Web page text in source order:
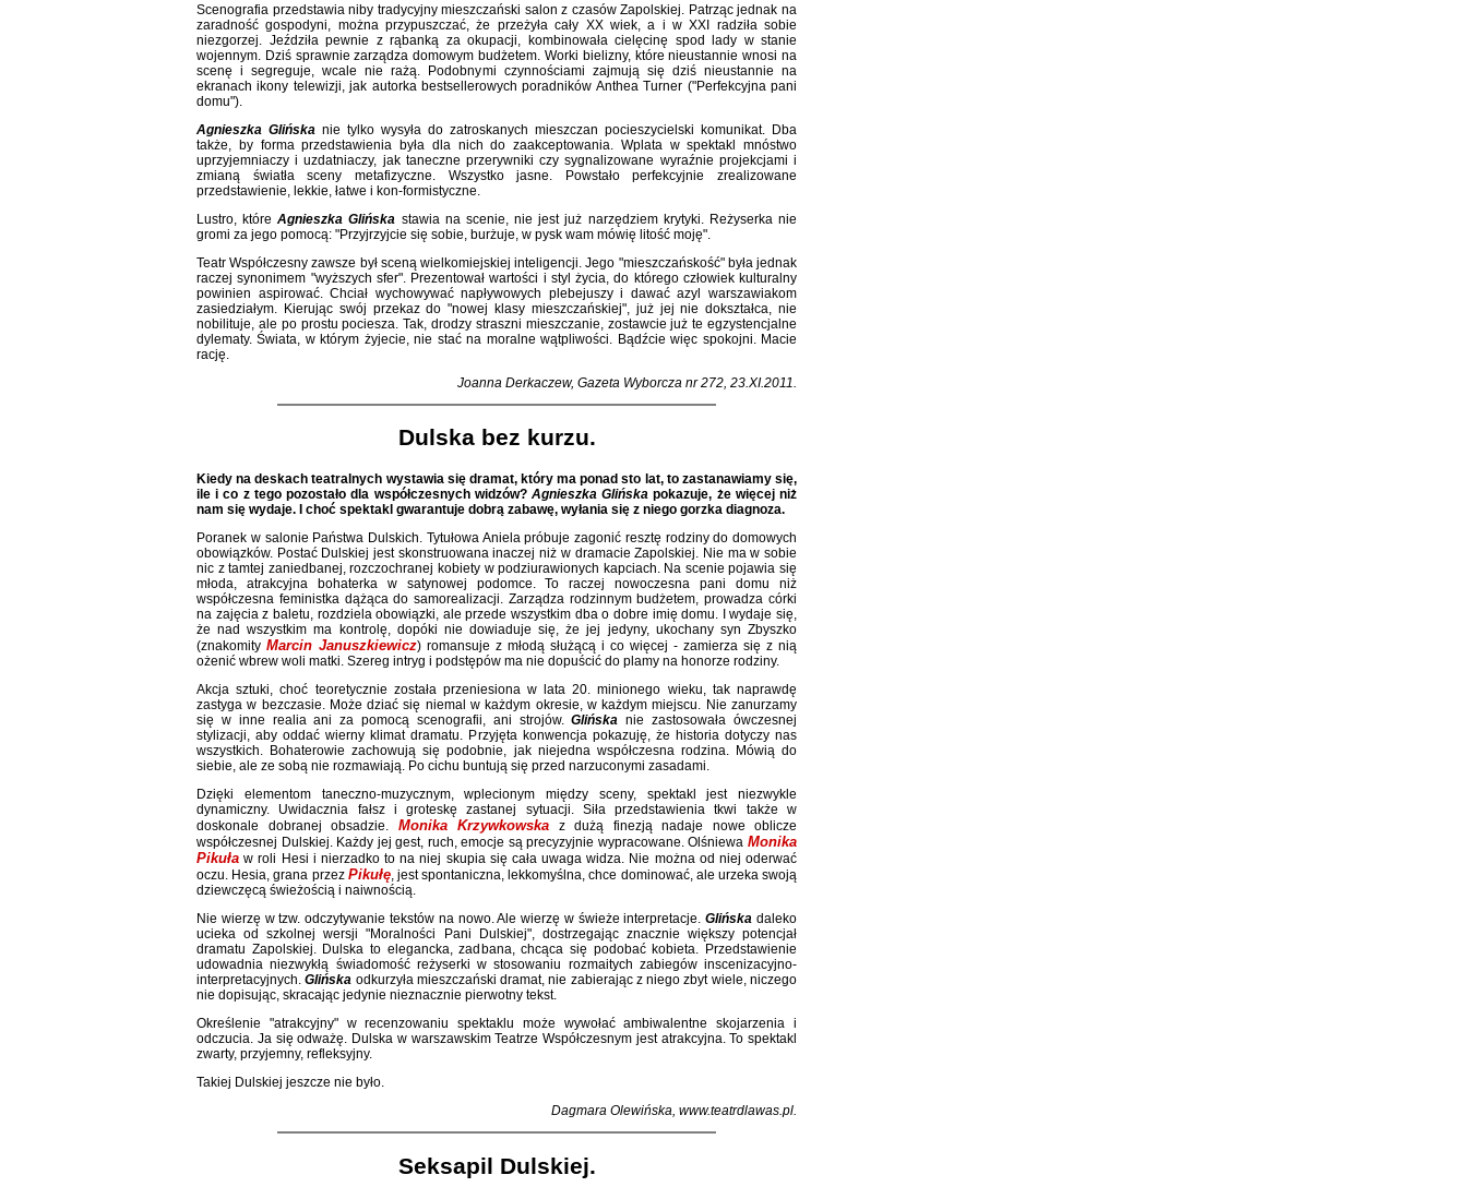
Scenografia przedstawia niby tradycyjny mieszczański salon z czasów Zapolskiej. Patrząc jednak na
zaradność gospodyni, można przypuszczać, że przeżyła cały XX wiek, a i w XXI radziła sobie
niezgorzej. Jeździła pewnie z rąbanką za okupacji, kombinowała cielęcinę spod lady w stanie
wojennym. Dziś sprawnie zarządza domowym budżetem. Worki bielizny, które nieustannie wnosi na
scenę i segreguje, wcale nie rażą. Podobnymi czynnościami zajmują się dziś nieustannie na
ekranach ikony telewizji, jak autorka bestsellerowych poradników Anthea Turner ("Perfekcyjna pani
domu").
Agnieszka Glińska nie tylko wysyła do zatroskanych mieszczan pocieszycielski komunikat. Dba
także, by forma przedstawienia była dla nich do zaakceptowania. Wplata w spektakl mnóstwo
uprzyjemniaczy i uzdatniaczy, jak taneczne przerywniki czy sygnalizowane wyraźnie projekcjami i
zmianą światła sceny metafizyczne. Wszystko jasne. Powstało perfekcyjnie zrealizowane
przedstawienie, lekkie, łatwe i kon-formistyczne.
Lustro, któreAgnieszka Glińska stawia na scenie, nie jest już narzędziem krytyki. Reżyserka nie
gromi za jego pomocą: "Przyjrzyjcie się sobie, burżuje, w pysk wam mówię litość moję".
Teatr Współczesny zawsze był sceną wielkomiejskiej inteligencji. Jego "mieszczańskość" była jednak
raczej synonimem "wyższych sfer". Prezentował wartości i styl życia, do którego człowiek kulturalny
powinien aspirować. Chciał wychowywać napływowych plebejuszy i dawać azyl warszawiakom
zasiedziałym. Kierując swój przekaz do "nowej klasy mieszczańskiej", już jej nie dokształca, nie
nobilituje, ale po prostu pociesza. Tak, drodzy straszni mieszczanie, zostawcie już te egzystencjalne
dylematy. Świata, w którym żyjecie, nie stać na moralne wątpliwości. Bądźcie więc spokojni. Macie
rację.
Joanna Derkaczew, Gazeta Wyborcza nr 272, 23.XI.2011.
Dulska bez kurzu.
Kiedy na deskach teatralnych wystawia się dramat, który ma ponad sto lat, to zastanawiamy się,
ile i co z tego pozostało dla współczesnych widzów? Agnieszka Glińska pokazuje, że więcej niż
nam się wydaje. I choć spektakl gwarantuje dobrą zabawę, wyłania się z niego gorzka diagnoza.
Poranek w salonie Państwa Dulskich. Tytułowa Aniela próbuje zagonić resztę rodziny do domowych
obowiązków. Postać Dulskiej jest skonstruowana inaczej niż w dramacie Zapolskiej. Nie ma w sobie
nic z tamtej zaniedbanej, rozczochranej kobiety w podziurawionych kapciach. Na scenie pojawia się
młoda, atrakcyjna bohaterka w satynowej podomce. To raczej nowoczesna pani domu niż
współczesna feministka dążąca do samorealizacji. Zarządza rodzinnym budżetem, prowadza córki
na zajęcia z baletu, rozdziela obowiązki, ale przede wszystkim dba o dobre imię domu. I wydaje się,
że nad wszystkim ma kontrolę, dopóki nie dowiaduje się, że jej jedyny, ukochany syn Zbyszko
(znakomity Marcin Januszkiewicz) romansuje z młodą służącą i co więcej - zamierza się z nią
ożenić wbrew woli matki. Szereg intryg i podstępów ma nie dopuścić do plamy na honorze rodziny.
Akcja sztuki, choć teoretycznie została przeniesiona w lata 20. minionego wieku, tak naprawdę
zastyga w bezczasie. Może dziać się niemal w każdym okresie, w każdym miejscu. Nie zanurzamy
się w inne realia ani za pomocą scenografii, ani strojów.Glińska nie zastosowała ówczesnej
stylizacji, aby oddać wierny klimat dramatu. Przyjęta konwencja pokazuję, że historia dotyczy nas
wszystkich. Bohaterowie zachowują się podobnie, jak niejedna współczesna rodzina. Mówią do
siebie, ale ze sobą nie rozmawiają. Po cichu buntują się przed narzuconymi zasadami.
Dzięki elementom taneczno-muzycznym, wplecionym między sceny, spektakl jest niezwykle
dynamiczny. Uwidacznia fałsz i groteskę zastanej sytuacji. Siła przedstawienia tkwi także w
doskonale dobranej obsadzie. Monika Krzywkowska z dużą finezją nadaje nowe oblicze
współczesnej Dulskiej. Każdy jej gest, ruch, emocje są precyzyjnie wypracowane. Olśniewa Monika
Pikuła w roli Hesi i nierzadko to na niej skupia się cała uwaga widza. Nie można od niej oderwać
oczu. Hesia, grana przez Pikułę, jest spontaniczna, lekkomyślna, chce dominować, ale urzeka swoją
dziewczęcą świeżością i naiwnością.
Nie wierzę w tzw. odczytywanie tekstów na nowo. Ale wierzę w świeże interpretacje.Glińska daleko
ucieka od szkolnej wersji "Moralności Pani Dulskiej", dostrzegając znacznie większy potencjał
dramatu Zapolskiej. Dulska to elegancka, zadbana, chcąca się podobać kobieta. Przedstawienie
udowadnia niezwykłą świadomość reżyserki w stosowaniu rozmaitych zabiegów inscenizacyjno-
interpretacyjnych.Glińska odkurzyła mieszczański dramat, nie zabierając z niego zbyt wiele, niczego
nie dopisując, skracając jedynie nieznacznie pierwotny tekst.
Określenie "atrakcyjny" w recenzowaniu spektaklu może wywołać ambiwalentne skojarzenia i
odczucia. Ja się odważę. Dulska w warszawskim Teatrze Współczesnym jest atrakcyjna. To spektakl
zwarty, przyjemny, refleksyjny.
Takiej Dulskiej jeszcze nie było.
Dagmara Olewińska, www.teatrdlawas.pl.
Seksapil Dulskiej.